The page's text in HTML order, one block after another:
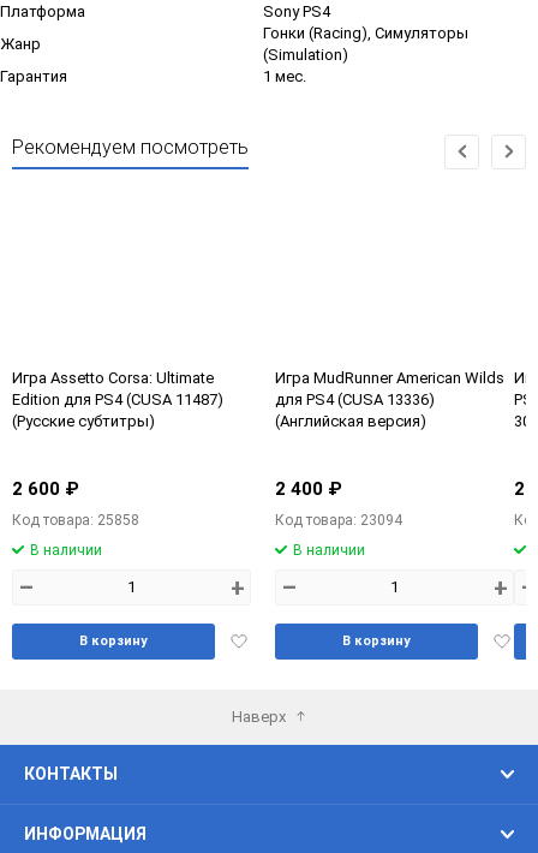
Платформа
Sony PS4
Жанр
Гонки (Racing), Симуляторы
(Simulation)
Гарантия
1 мес.
Рекомендуем посмотреть
Игра Assetto Corsa: Ultimate
Edition для PS4 (CUSA 11487)
(Русские субтитры)
2 600 ₽
Код товара: 25858
В наличии
– +
Добавить
В корзину
Игра MudRunner American Wilds
для PS4 (CUSA 13336)
(Английская версия)
2 400 ₽
Код товара: 23094
В наличии
– +
В корзину
2
–
Наверх
КОНТАКТЫ
ИНФОРМАЦИЯ